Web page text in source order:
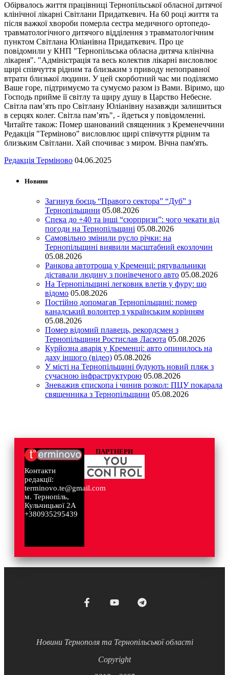
Обірвалось життя працівниці Тернопільської обласної дитячої
клінічної лікарні Світлани Придаткевич. На 60 році життя та
після важкої хвороби померла сестра медичного ортопедо-
травматологічного дитячого відділення з травматологічним
пунктом Світлана Юліанівна Придаткевич. Про це
повідомили у КНП "Тернопільська обласна дитяча клінічна
лікарня". "Адміністрація та весь колектив лікарні висловлює
щирі співчуття рідним та близьким з приводу непоправної
втрати близької людини. У цей скорботний час ми поділяємо
Ваше горе, підтримуємо та сумуємо разом із Вами. Віримо, що
Господь прийме її світлу та щиру душу в Царство Небесне.
Світла пам’ять про Світлану Юліанівну назавжди залишиться
в серцях колег. Світла пам’ять", - йдеться у повідомленні.
Читайте також: Помер шанований священник з Кременеччини
Редакція "Терміново" висловлює щирі співчуття рідним та
близьким Світлани. Хай спочиває з миром. Вічна пам'ять.
Редакція Терміново 04.06.2025
Новини
Загинув боєць “Правого сектора” “Дуб” з
Тернопільщини 05.08.2026
Спека до +40 та інші “сюрпризи”: чого чекати від
погоди на Тернопільщині 05.08.2026
Самовільно змінили русло річки: на
Тернопільщині виявили масштабний екозлочин
05.08.2026
Ранкова автотроща у Кременці: рятувальники
діставали людину з понівеченого авто 05.08.2026
На Тернопільщині легковик влетів у фуру: що
відомо 05.08.2026
Постійно допомагав Тернопільщині: помер
канадський волонтер з українським корінням
05.08.2026
Помер відомий плавець, рекордсмен з
Тернопільщини Ростислав Ласюта 05.08.2026
Курйозна аварія у Кременці: авто опинилось на
даху іншого (відео) 05.08.2026
У місті на Тернопільщині будують новий пляж з
сучасною інфраструктурою 05.08.2026
Зневажив єпископа і чинив розкол: ПЦУ покарала
священника з Тернопільщини 05.08.2026
Контакти
редакції:
terminovo.te@gmail.com
м. Тернопіль,
Кульчицької 2А
+380935295439
ПАРТНЕРИ
Новини Тернополя та Тернопільської області
Copyright